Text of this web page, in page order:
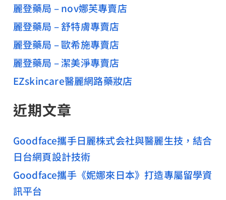
麗登藥局 – nov娜芙專賣店
麗登藥局 – 舒特膚專賣店
麗登藥局 – 歐希施專賣店
麗登藥局 – 潔美淨專賣店
EZskincare醫麗網路藥妝店
近期文章
Goodface攜手日麗株式会社與醫麗生技，結合
日台網頁設計技術
Goodface攜手《妮娜來日本》打造專屬留學資
訊平台